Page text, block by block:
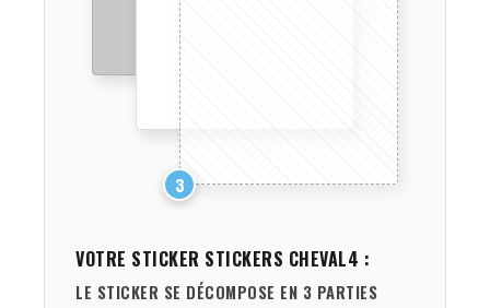
3
VOTRE STICKER STICKERS CHEVAL4 :
LE STICKER SE DÉCOMPOSE EN 3 PARTIES